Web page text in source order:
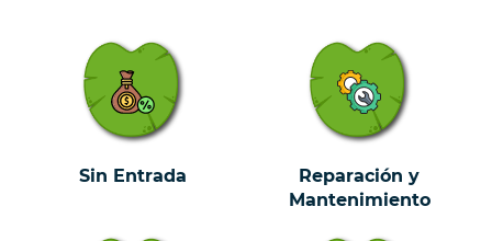
Sin Entrada
Reparación y
Mantenimiento